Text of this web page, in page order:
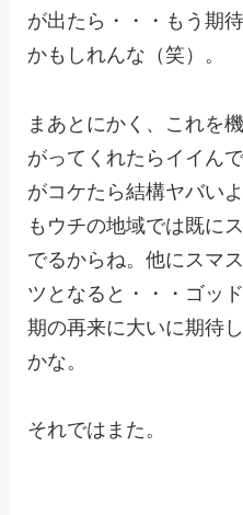
が出たら・・・もう期
かもしれんな（笑）。
まあとにかく、これを
がってくれたらイイん
がコケたら結構ヤバい
もウチの地域では既に
でるからね。他にスマ
ツとなると・・・ゴッ
期の再来に大いに期待
かな。
それではまた。